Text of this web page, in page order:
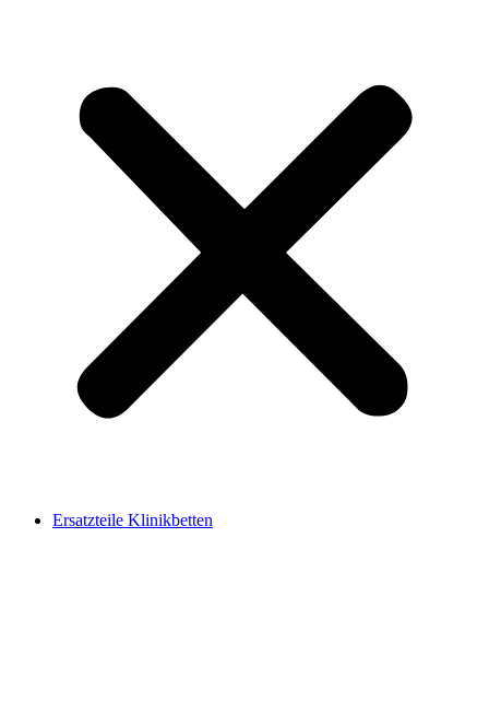
Ersatzteile Klinikbetten